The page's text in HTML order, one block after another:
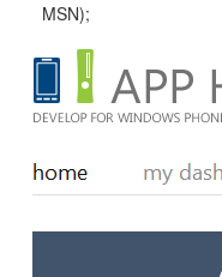
MSN);